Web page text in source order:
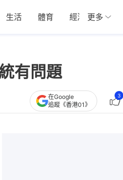
生活 體育 經濟 01深圳
更多
有問題
在Google
追蹤《香港01》
3